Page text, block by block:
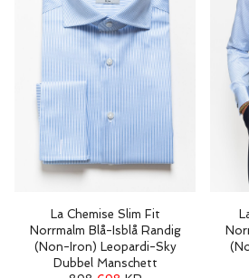
La Chemise Slim Fit
Norrmalm Blå-Isblå Randig
(Non-Iron) Leopardi-Sky
Dubbel Manschett